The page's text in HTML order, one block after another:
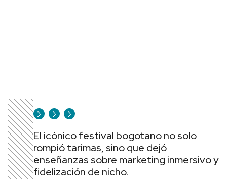
El icónico festival bogotano no solo
rompió tarimas, sino que dejó
enseñanzas sobre marketing inmersivo y
fidelización de nicho.